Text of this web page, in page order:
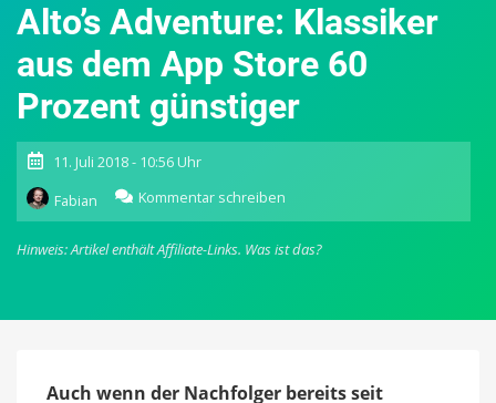
Alto’s Adventure: Klassiker
aus dem App Store 60
Prozent günstiger
11. Juli 2018 - 10:56 Uhr
Fabian
Kommentar schreiben
Alto’s
Adventure:
Klassiker
App
Prozent
Hinweis: Artikel enthält Affiliate-Links. Was ist das?
Auch wenn der Nachfolger bereits seit